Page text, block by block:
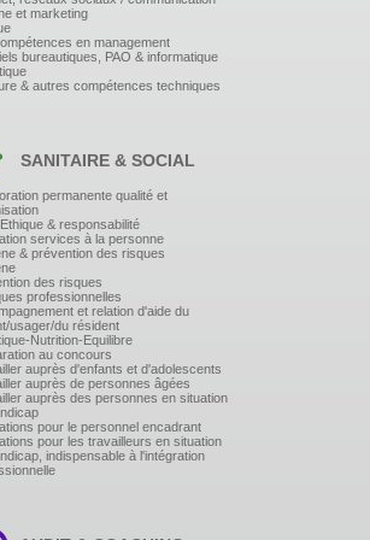
pourra à tout moment contacter la
textes et de documents audio ou vidéo,
grammaire et de vocabulaire ou même
professionnels du (des) stagiaire(s).
Rom ou Internet lorsque le thème de la
du stagiaire s'y prêtent.
Des documents de travail
adaptés aux besoins et au
niveau seront fournis au stagiaire
(livre et photocopies).
et marketing
en management
bureautiques, PAO & informatique
& autres compétences techniques
SANITAIRE & SOCIAL
permanente qualité et
& responsabilité
services à la personne
& prévention des risques
des risques
professionnelles
et relation d'aide du
usager/du résident
Nutrition-Equilibre
au concours
auprès d'enfants et d'adolescents
auprès de personnes âgées
auprès des personnes en situation
pour le personnel encadrant
pour les travailleurs en situation
indispensable à l'intégration